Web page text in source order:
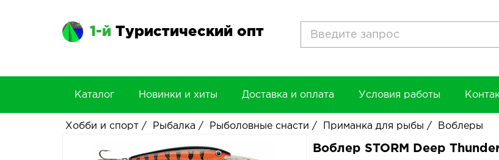
1-й Туристический опт
Каталог Новинки и хиты Доставка и оплата Условия работы
Хобби и спорт / Рыбалка / Рыболовные снасти / Приманка для рыбы / Воблеры
Воблер STORM Deep